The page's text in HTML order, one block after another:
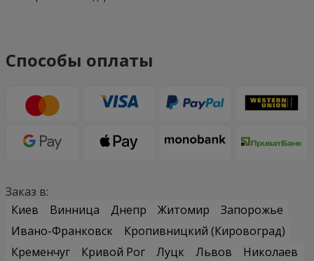
Способы оплаты
Заказ в:
Киев
Винница Днепр Житомир
Запорожье
Ивано-Франковск
Кропивницкий (Кировоград)
Кременчуг
Кривой Рог Луцк Львов
Николаев